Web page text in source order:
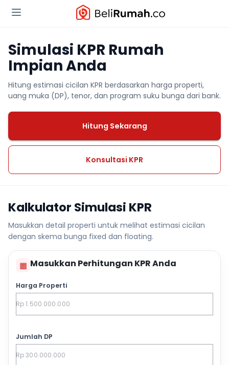
Simulasi KPR Rumah
Impian Anda
Hitung estimasi cicilan KPR berdasarkan harga properti,
uang muka (DP), tenor, dan program suku bunga dari bank.
Hitung Sekarang
Konsultasi KPR
Kalkulator Simulasi KPR
Masukkan detail properti untuk melihat estimasi cicilan
dengan skema bunga fixed dan floating.
▦ Masukkan Perhitungan KPR Anda
Harga Properti
Jumlah DP